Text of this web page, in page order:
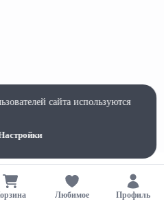
Любимое Профиль
сайта используются